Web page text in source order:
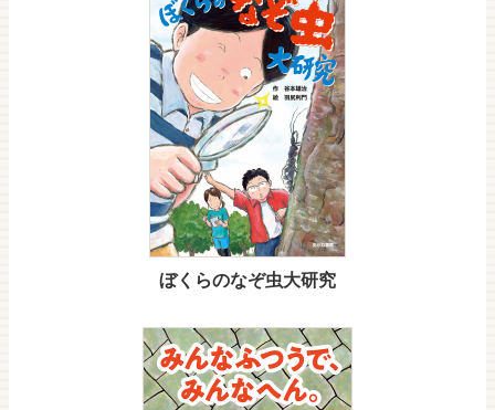
ぼくらのなぞ虫大研究